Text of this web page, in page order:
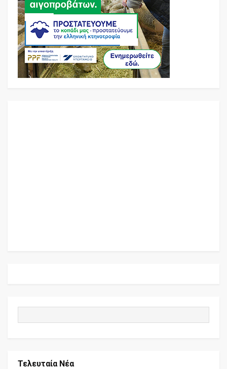
Τελευταία Νέα